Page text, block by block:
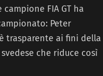
FIA GT ha
Peter
trasparente ai fini della
che riduce così